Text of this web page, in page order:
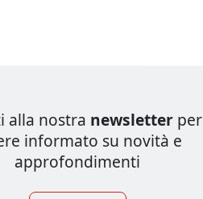
alla nostra newsletter per
informato su novità e
approfondimenti